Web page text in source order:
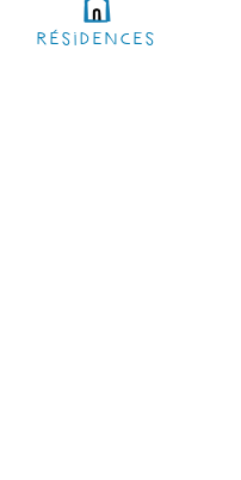
résidences